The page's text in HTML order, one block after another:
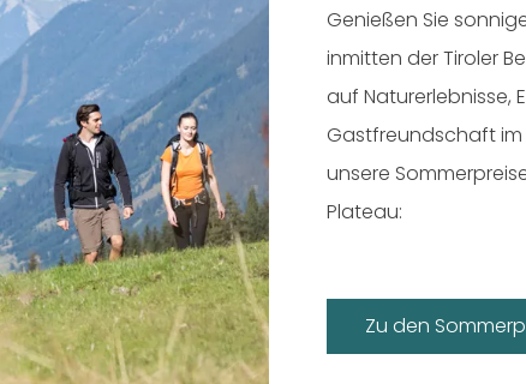
in
Winterlandschaften und erholsame
Genießen Sie
inmitten der Tiroler
auf Naturerlebnisse,
Gastfreundschaft im
unsere
Plateau:
Zu den